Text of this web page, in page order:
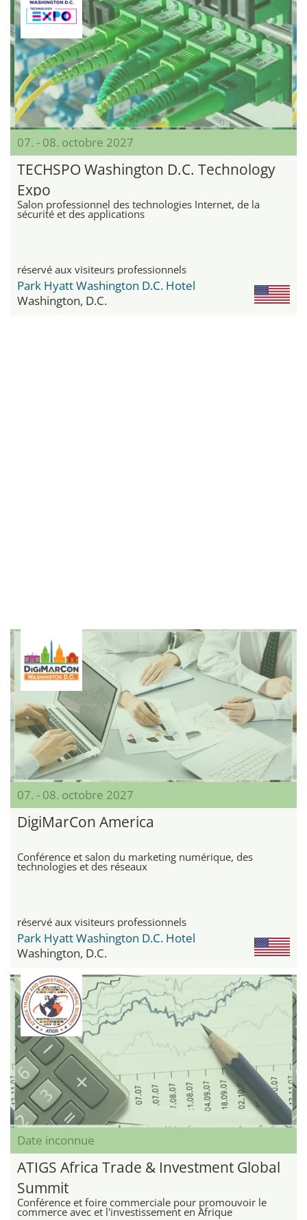
07. - 08. octobre 2027
TECHSPO Washington D.C. Technology
Expo
Salon professionnel des technologies Internet, de la
sécurité et des applications
réservé aux visiteurs professionnels
Park Hyatt Washington D.C. Hotel
Washington, D.C.
07. - 08. octobre 2027
DigiMarCon America
Conférence et salon du marketing numérique, des
technologies et des réseaux
réservé aux visiteurs professionnels
Park Hyatt Washington D.C. Hotel
Washington, D.C.
Date inconnue
ATIGS Africa Trade & Investment Global
Summit
Conférence et foire commerciale pour promouvoir le
commerce avec et l'investissement en Afrique